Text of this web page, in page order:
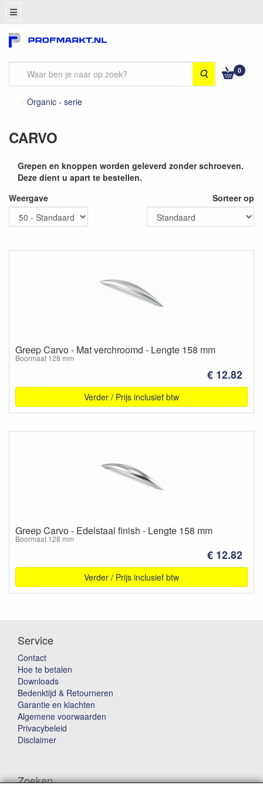
Zoeken 0
Organic - serie
CARVO
Grepen en knoppen worden geleverd zonder schroeven.
Deze dient u apart te bestellen.
Weergave
Sorteer op
Greep Carvo - Mat verchroomd - Lengte 158 mm
Boormaat 128 mm
€ 12.82
Verder / Prijs inclusief btw
Greep Carvo - Edelstaal finish - Lengte 158 mm
Boormaat 128 mm
€ 12.82
Verder / Prijs inclusief btw
Service
Contact
Hoe te betalen
Downloads
Bedenktijd & Retourneren
Garantie en klachten
Algemene voorwaarden
Privacybeleid
Disclaimer
Zoeken